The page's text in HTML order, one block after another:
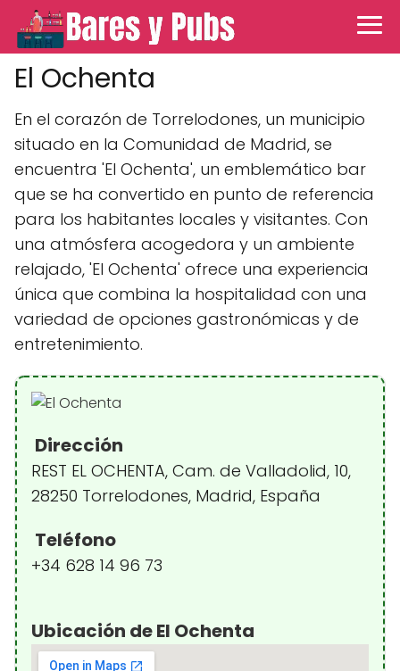
El Ochenta
En el corazón de Torrelodones, un municipio
situado en la Comunidad de Madrid, se
encuentra 'El Ochenta', un emblemático bar
que se ha convertido en punto de referencia
para los habitantes locales y visitantes. Con
una atmósfera acogedora y un ambiente
relajado, 'El Ochenta' ofrece una experiencia
única que combina la hospitalidad con una
variedad de opciones gastronómicas y de
entretenimiento.
Dirección
REST EL OCHENTA, Cam. de Valladolid, 10,
28250 Torrelodones, Madrid, España
Teléfono
+34 628 14 96 73
Ubicación de El Ochenta